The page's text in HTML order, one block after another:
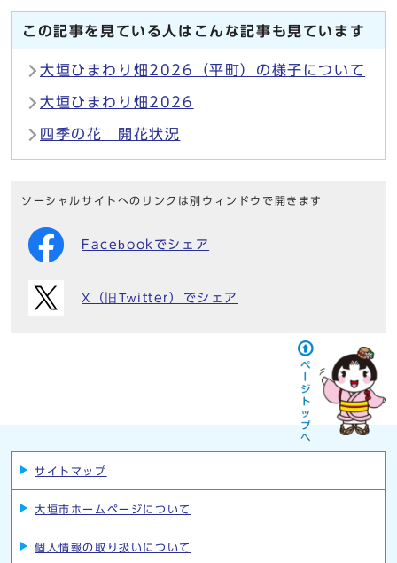
この記事を見ている人はこんな記事も見ています
大垣ひまわり畑2026（平町）の様子について
大垣ひまわり畑2026
四季の花 開花状況
ソーシャルサイトへのリンクは別ウィンドウで開きます
Facebookでシェア
X（旧Twitter）でシェア
サイトマップ
大垣市ホームページについて
個人情報の取り扱いについて